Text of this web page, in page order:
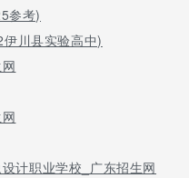
参考)
川县实验高中)
计职业学校_广东招生网